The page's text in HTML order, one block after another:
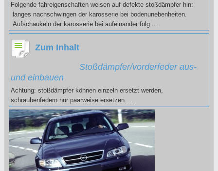
Folgende fahreigenschaften weisen auf defekte stoßdämpfer hin:
langes nachschwingen der karosserie bei bodenunebenheiten.
Aufschaukeln der karosserie bei aufeinander folg ...
Zum Inhalt
Stoßdämpfer/vorderfeder aus-
und einbauen
Achtung: stoßdämpfer können einzeln ersetzt werden,
schraubenfedern nur paarweise ersetzen. ...